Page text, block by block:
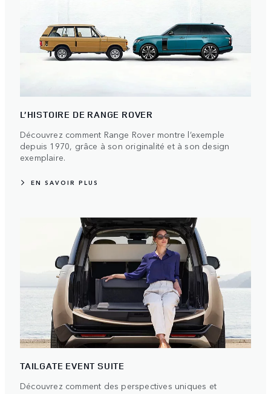
L’HISTOIRE DE RANGE ROVER
Découvrez comment Range Rover montre l’exemple
depuis 1970, grâce à son originalité et à son design
exemplaire.
EN SAVOIR PLUS
TAILGATE EVENT SUITE
Découvrez comment des perspectives uniques et